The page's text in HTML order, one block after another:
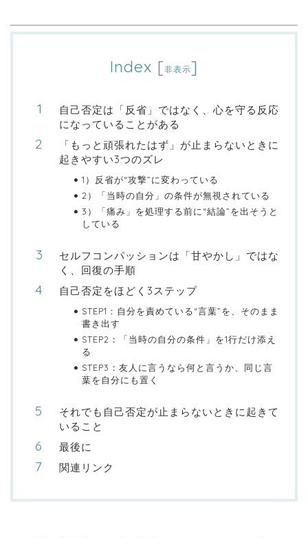
Index [非表示]
自己否定は「反省」ではなく、心を守る反応
になっていることがある
「もっと頑張れたはず」が止まらないときに
起きやすい3つのズレ
1）反省が“攻撃”に変わっている
2）「当時の自分」の条件が無視されている
3）「痛み」を処理する前に“結論”を出そうと
している
セルフコンパッションは「甘やかし」ではな
く、回復の手順
自己否定をほどく3ステップ
STEP1：自分を責めている“言葉”を、そのまま
書き出す
STEP2：「当時の自分の条件」を1行だけ添え
る
STEP3：友人に言うなら何と言うか、同じ言
葉を自分にも置く
それでも自己否定が止まらないときに起きて
いること
最後に
関連リンク